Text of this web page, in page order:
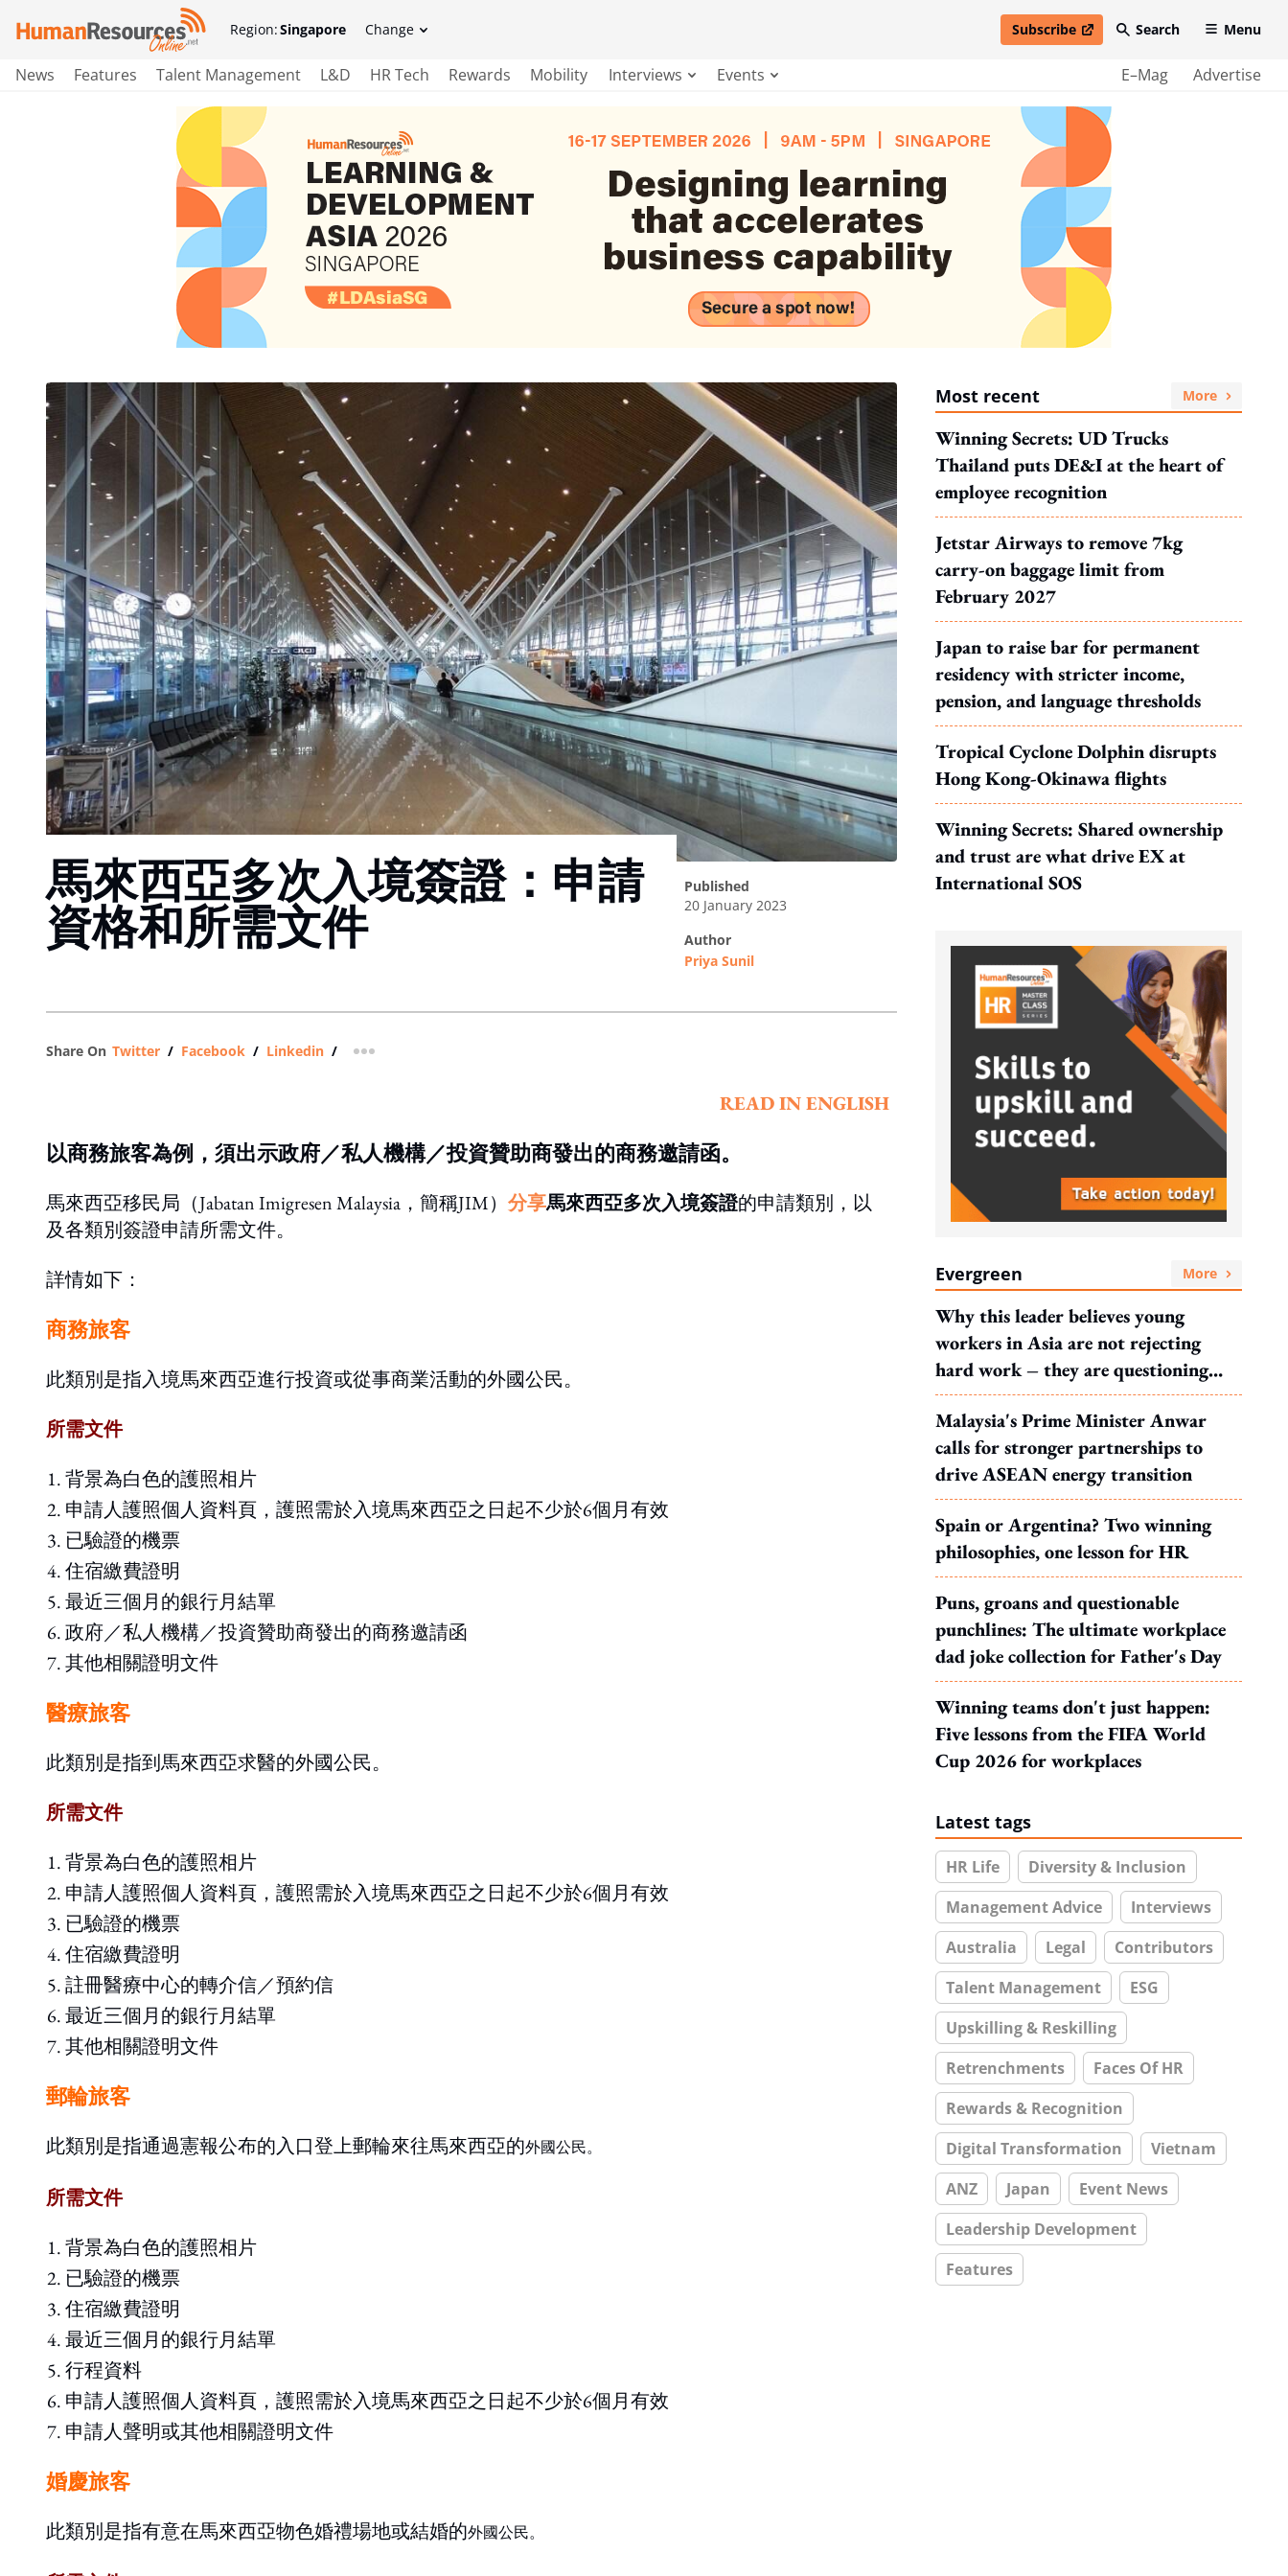
Region:Singapore Change Subscribe
open in new windowSearch Menu
News Features Talent Management L&D HR Tech Rewards Mobility Interviews Events E–Mag Advertise
馬來西亞多次入境簽證：申請
資格和所需文件
published
20 January 2023
author
Priya Sunil
Share On Twitter / Facebook / Linkedin / more sharing option
READ IN ENGLISH
以商務旅客為例，須出示政府／私人機構／投資贊助商發出的商務邀請函。
馬來西亞移民局（Jabatan Imigresen Malaysia，簡稱JIM） 分享馬來西亞多次入境簽證的申請類別，以
及各類別簽證申請所需文件。
詳情如下：
商務旅客
此類別是指入境馬來西亞進行投資或從事商業活動的外國公民。
所需文件
背景為白色的護照相片
申請人護照個人資料頁，護照需於入境馬來西亞之日起不少於6個月有效
已驗證的機票
住宿繳費證明
最近三個月的銀行月結單
政府／私人機構／投資贊助商發出的商務邀請函
其他相關證明文件
醫療旅客
此類別是指到馬來西亞求醫的外國公民。
所需文件
背景為白色的護照相片
申請人護照個人資料頁，護照需於入境馬來西亞之日起不少於6個月有效
已驗證的機票
住宿繳費證明
註冊醫療中心的轉介信／預約信
最近三個月的銀行月結單
其他相關證明文件
郵輪旅客
此類別是指通過憲報公布的入口登上郵輪來往馬來西亞的外國公民。
所需文件
背景為白色的護照相片
已驗證的機票
住宿繳費證明
最近三個月的銀行月結單
行程資料
申請人護照個人資料頁，護照需於入境馬來西亞之日起不少於6個月有效
申請人聲明或其他相關證明文件
婚慶旅客
此類別是指有意在馬來西亞物色婚禮場地或結婚的外國公民。
Most recent More
Winning Secrets: UD Trucks
Thailand puts DE&I at the heart of
employee recognition
Jetstar Airways to remove 7kg
carry-on baggage limit from
February 2027
Japan to raise bar for permanent
residency with stricter income,
pension, and language thresholds
Tropical Cyclone Dolphin disrupts
Hong Kong-Okinawa flights
Winning Secrets: Shared ownership
and trust are what drive EX at
International SOS
Evergreen More
Why this leader believes young
workers in Asia are not rejecting
hard work – they are questioning
what it leads to
Malaysia's Prime Minister Anwar
calls for stronger partnerships to
drive ASEAN energy transition
Spain or Argentina? Two winning
philosophies, one lesson for HR
Puns, groans and questionable
punchlines: The ultimate workplace
dad joke collection for Father's Day
Winning teams don't just happen:
Five lessons from the FIFA World
Cup 2026 for workplaces
Latest tags
HR Life
Diversity & Inclusion
Management Advice
Interviews
Australia
Legal
Contributors
Talent Management
ESG
Upskilling & Reskilling
Retrenchments
Faces Of HR
Rewards & Recognition
Digital Transformation
Vietnam
ANZ
Japan
Event News
Leadership Development
Features